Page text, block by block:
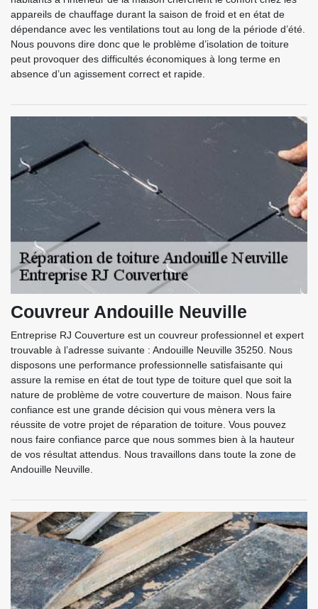
appareils de chauffage durant la saison de froid et en état de
dépendance avec les ventilations tout au long de la période d’été.
Nous pouvons dire donc que le problème d’isolation de toiture
peut provoquer des difficultés économiques à long terme en
absence d’un agissement correct et rapide.
Couvreur Andouille Neuville
Entreprise RJ Couverture est un couvreur professionnel et expert
trouvable à l’adresse suivante : Andouille Neuville 35250. Nous
disposons une performance professionnelle satisfaisante qui
assure la remise en état de tout type de toiture quel que soit la
nature de problème de votre couverture de maison. Nous faire
confiance est une grande décision qui vous mènera vers la
réussite de votre projet de réparation de toiture. Vous pouvez
nous faire confiance parce que nous sommes bien à la hauteur
de vos résultat attendus. Nous travaillons dans toute la zone de
Andouille Neuville.